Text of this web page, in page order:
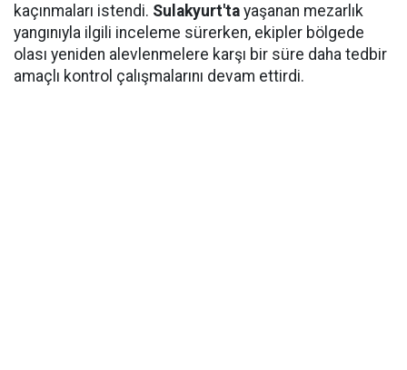
kaçınmaları istendi. Sulakyurt'ta yaşanan mezarlık
yangınıyla ilgili inceleme sürerken, ekipler bölgede
olası yeniden alevlenmelere karşı bir süre daha tedbir
amaçlı kontrol çalışmalarını devam ettirdi.